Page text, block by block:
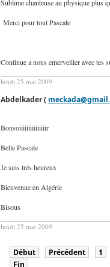
Sublime chanteuse au physique plus
Merci pour tout Pascale
Continue a nous emerveiller avec tes
lundi 25 mai 2009
Abdelkader (
Bonsoiiiiiiiiiiiiiiir
Belle Pascale
Je suis trés heureux
Bienvenue en Algérie
Bisous
lundi 25 mai 2009
Début Précédent 1
Fin